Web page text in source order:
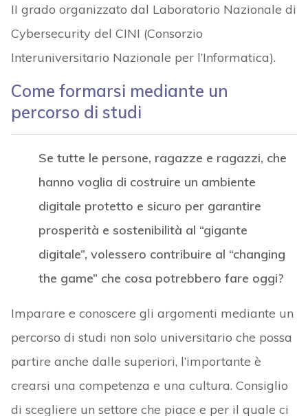
II grado organizzato dal Laboratorio Nazionale di
Cybersecurity del CINI (Consorzio
Interuniversitario Nazionale per l’Informatica).
Come formarsi mediante un
percorso di studi
Se tutte le persone, ragazze e ragazzi, che
hanno voglia di costruire un ambiente
digitale protetto e sicuro per garantire
prosperità e sostenibilità al “gigante
digitale”, volessero contribuire al “changing
the game” che cosa potrebbero fare oggi?
Imparare e conoscere gli argomenti mediante un
percorso di studi non solo universitario che possa
partire anche dalle superiori, l’importante è
crearsi una competenza e una cultura. Consiglio
di scegliere un settore che piace e per il quale ci